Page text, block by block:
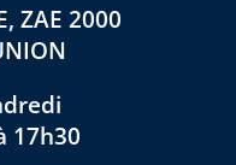
ZAE 2000
17h30